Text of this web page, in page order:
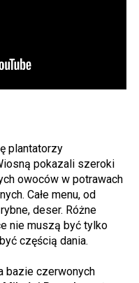
plantatorzy
pokazali szeroki
owoców w potrawach
Całe menu, od
deser. Różne
nie muszą być tylko
częścią dania.
bazie czerwonych